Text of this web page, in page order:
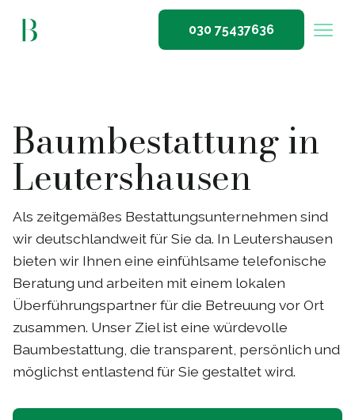
030 75437636
Baumbestattung in
Leutershausen
Als zeitgemäßes Bestattungsunternehmen sind
wir deutschlandweit für Sie da. In Leutershausen
bieten wir Ihnen eine einfühlsame telefonische
Beratung und arbeiten mit einem lokalen
Überführungspartner für die Betreuung vor Ort
zusammen. Unser Ziel ist eine würdevolle
Baumbestattung, die transparent, persönlich und
möglichst entlastend für Sie gestaltet wird.